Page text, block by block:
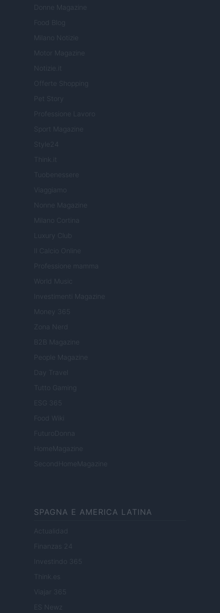
Donne Magazine
Food Blog
Milano Notizie
Motor Magazine
Notizie.it
Offerte Shopping
Pet Story
Professione Lavoro
Sport Magazine
Style24
Tuobenessere
Viaggiamo
Nonne Magazine
Milano Cortina
Luxury Club
Il Calcio Online
Professione mamma
World Music
Investimenti Magazine
Money 365
Zona Nerd
B2B Magazine
People Magazine
Day Travel
Tutto Gaming
ESG 365
Food Wiki
FuturoDonna
HomeMagazine
SecondHomeMagazine
SPAGNA E AMERICA LATINA
Actualidad
Finanzas 24
Investindo 365
Viajar 365
ES Newz